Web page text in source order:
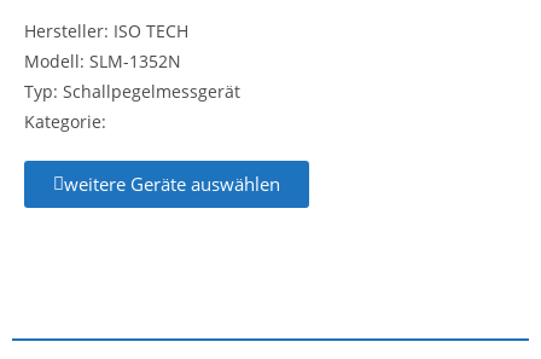
Hersteller: ISO TECH
Modell: SLM-1352N
Typ: Schallpegelmessgerät
Kategorie:
weitere Geräte auswählen